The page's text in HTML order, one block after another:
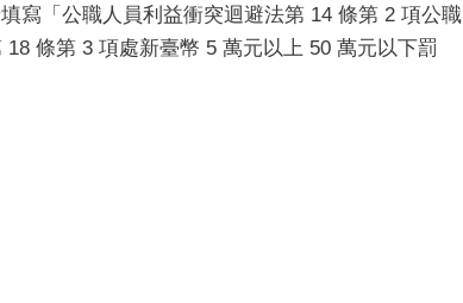
寫「公職人員利益衝突迴避法第 14 條第 2 項公職
18 條第 3 項處新臺幣 5 萬元以上 50 萬元以下罰